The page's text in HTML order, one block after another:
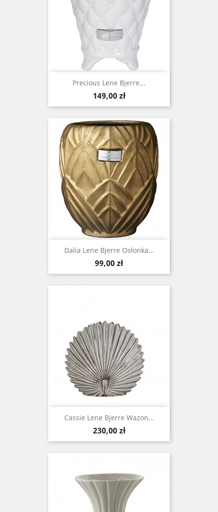
Precious Lene Bjerre...
Cena
149,00 zł
Dalia Lene Bjerre Osłonka...
Cena
99,00 zł
Cassie Lene Bjerre Wazon...
Cena
230,00 zł